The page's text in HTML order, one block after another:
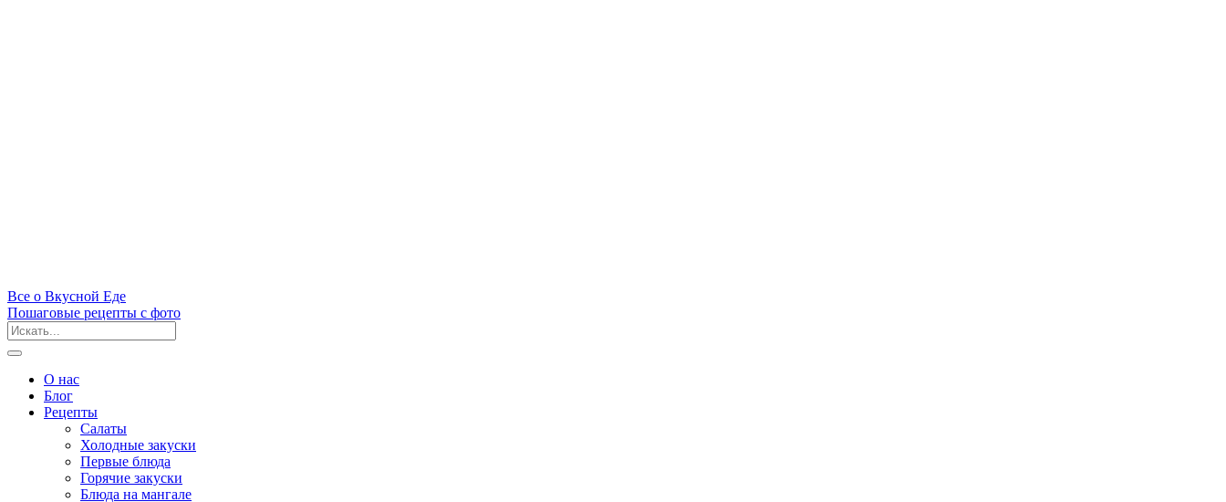
Все о Вкусной Еде
Пошаговые рецепты с фото
О нас
Блог
Рецепты
Салаты
Холодные закуски
Первые блюда
Горячие закуски
Блюда на мангале